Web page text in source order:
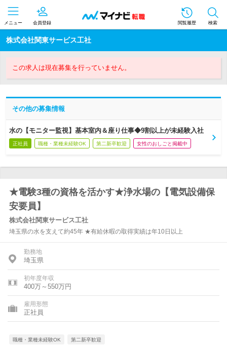
メニュー 会員登録 閲覧履歴 検索
株式会社関東サービス工社
この求人は現在募集を行っていません。
その他の募集情報
水の【モニター監視】基本室内＆座り仕事◆9割以上が未経験入社
正社員 職種・業種未経験OK 第二新卒歓迎 女性のおしごと掲載中
★電験3種の資格を活かす★浄水場の【電気設備保
安要員】
株式会社関東サービス工社
埼玉県の水を支えて約45年 ★有給休暇の取得実績は年10日以上
勤務地
埼玉県
初年度年収
400万～550万円
雇用形態
正社員
職種・業種未経験OK 第二新卒歓迎